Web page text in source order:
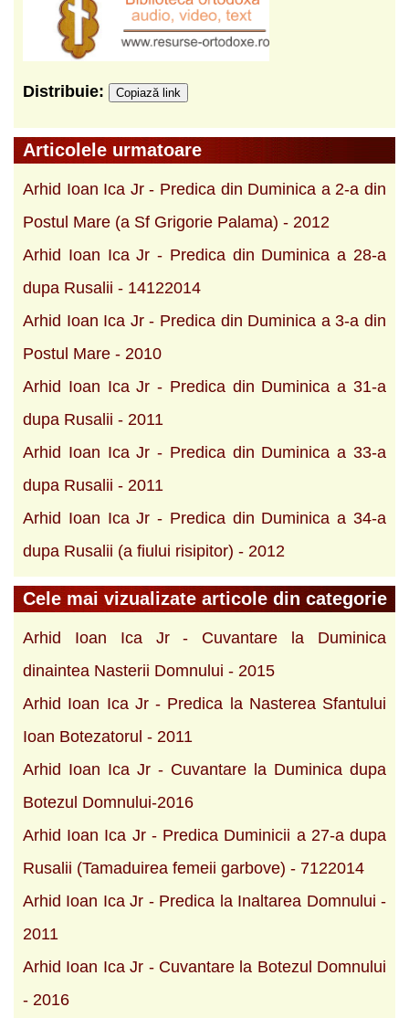
Distribuie: Copiază link
Articolele urmatoare
Arhid Ioan Ica Jr - Predica din Duminica a 2-a din
Postul Mare (a Sf Grigorie Palama) - 2012
Arhid Ioan Ica Jr - Predica din Duminica a 28-a
dupa Rusalii - 14122014
Arhid Ioan Ica Jr - Predica din Duminica a 3-a din
Postul Mare - 2010
Arhid Ioan Ica Jr - Predica din Duminica a 31-a
dupa Rusalii - 2011
Arhid Ioan Ica Jr - Predica din Duminica a 33-a
dupa Rusalii - 2011
Arhid Ioan Ica Jr - Predica din Duminica a 34-a
dupa Rusalii (a fiului risipitor) - 2012
Cele mai vizualizate articole din categorie
Arhid Ioan Ica Jr - Cuvantare la Duminica
dinaintea Nasterii Domnului - 2015
Arhid Ioan Ica Jr - Predica la Nasterea Sfantului
Ioan Botezatorul - 2011
Arhid Ioan Ica Jr - Cuvantare la Duminica dupa
Botezul Domnului-2016
Arhid Ioan Ica Jr - Predica Duminicii a 27-a dupa
Rusalii (Tamaduirea femeii garbove) - 7122014
Arhid Ioan Ica Jr - Predica la Inaltarea Domnului -
2011
Arhid Ioan Ica Jr - Cuvantare la Botezul Domnului
- 2016